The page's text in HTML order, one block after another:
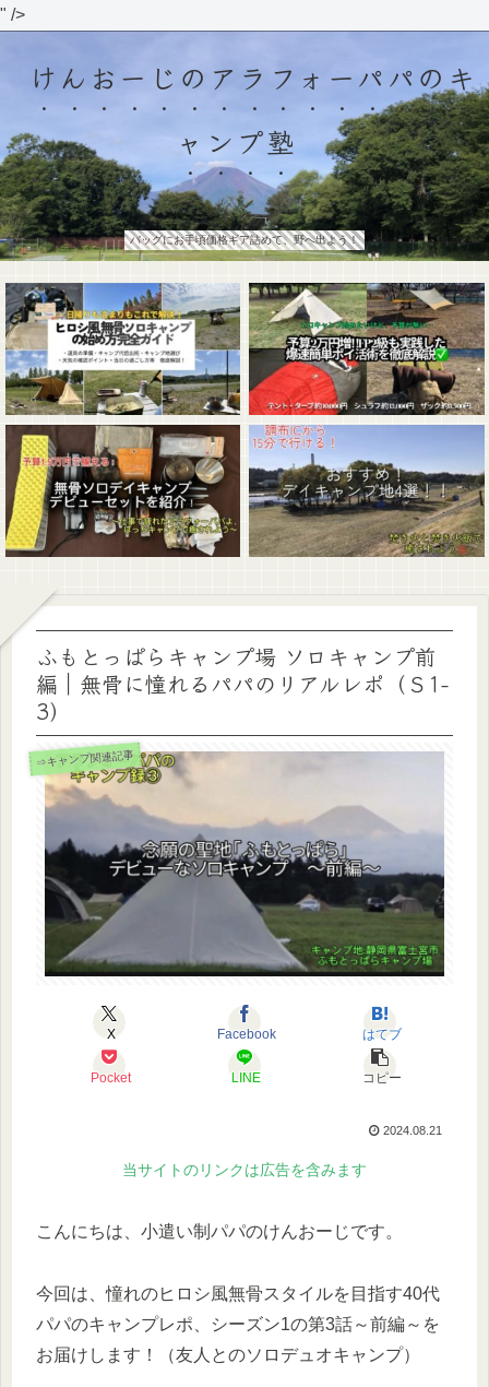
" />
けんおーじのアラフォーパパのキ
ャンプ塾
バッグにお手頃価格ギア詰めて、野へ出よう！
ふもとっぱらキャンプ場 ソロキャンプ前
編｜無骨に憧れるパパのリアルレポ（Ｓ1-
3）
⇒キャンプ関連記事
X Facebook はてブ
Pocket LINE コピー
2024.08.21
当サイトのリンクは広告を含みます
こんにちは、小遣い制パパのけんおーじです。
今回は、憧れのヒロシ風無骨スタイルを目指す40代
パパのキャンプレポ、シーズン1の第3話～前編～を
お届けします！（友人とのソロデュオキャンプ）